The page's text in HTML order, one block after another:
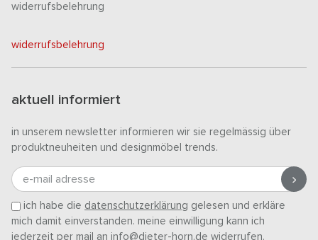
widerrufsbelehrung
widerrufsbelehrung
aktuell informiert
in unserem newsletter informieren wir sie regelmässig über
produktneuheiten und designmöbel trends.
e-mail adresse
ich habe die datenschutzerklärung gelesen und erkläre
mich damit einverstanden. meine einwilligung kann ich
jederzeit per mail an info@dieter-horn.de widerrufen.